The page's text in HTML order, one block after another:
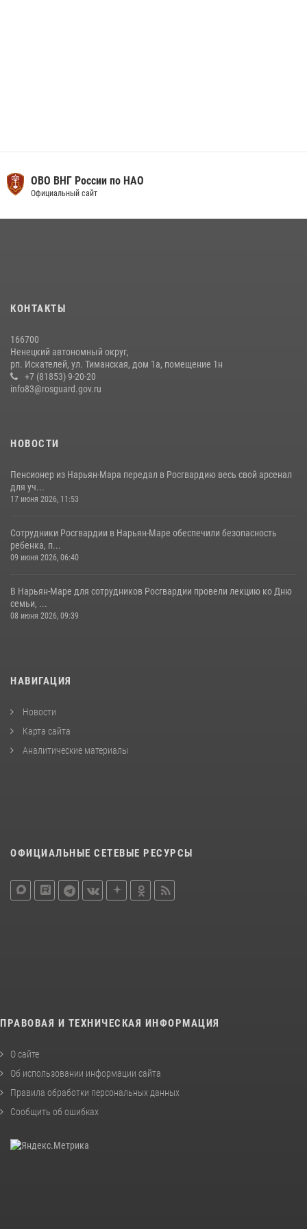
ОВО ВНГ России по НАО
Официальный сайт
КОНТАКТЫ
166700
Ненецкий автономный округ,
рп. Искателей, ул. Тиманская, дом 1а, помещение 1н
+7 (81853) 9-20-20
info83@rosguard.gov.ru
НОВОСТИ
Пенсионер из Нарьян-Мара передал в Росгвардию весь свой арсенал
для уч...
17 июня 2026, 11:53
Сотрудники Росгвардии в Нарьян-Маре обеспечили безопасность
ребенка, п...
09 июня 2026, 06:40
В Нарьян-Маре для сотрудников Росгвардии провели лекцию ко Дню
семьи, ...
08 июня 2026, 09:39
НАВИГАЦИЯ
Новости
Карта сайта
Аналитические материалы
ОФИЦИАЛЬНЫЕ СЕТЕВЫЕ РЕСУРСЫ
ПРАВОВАЯ И ТЕХНИЧЕСКАЯ ИНФОРМАЦИЯ
О сайте
Об использовании информации сайта
Правила обработки персональных данных
Сообщить об ошибках